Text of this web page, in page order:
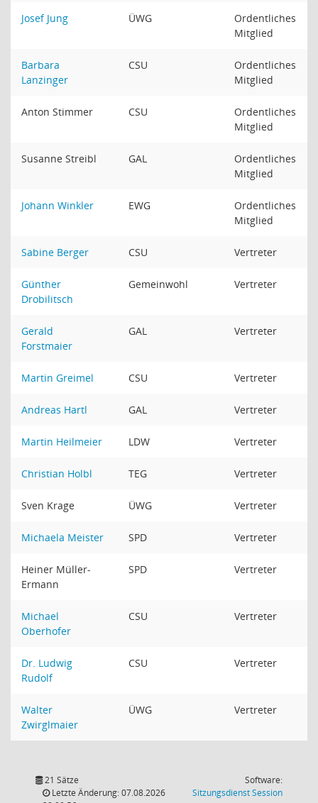
Josef Jung ÜWG
Ordentliches
Mitglied
Barbara
Lanzinger
CSU
Ordentliches
Mitglied
Anton Stimmer CSU
Ordentliches
Mitglied
Susanne Streibl GAL
Ordentliches
Mitglied
Johann Winkler EWG
Ordentliches
Mitglied
Sabine Berger CSU Vertreter
Günther
Drobilitsch
Gemeinwohl Vertreter
Gerald
Forstmaier
GAL Vertreter
Martin Greimel CSU Vertreter
Andreas Hartl GAL Vertreter
Martin Heilmeier LDW Vertreter
Christian Holbl TEG Vertreter
Sven Krage ÜWG Vertreter
Michaela Meister SPD Vertreter
Heiner Müller-
Ermann
SPD Vertreter
Michael
Oberhofer
CSU Vertreter
Dr. Ludwig
Rudolf
CSU Vertreter
Walter
Zwirglmaier
ÜWG Vertreter
21 Sätze
Letzte Änderung: 07.08.2026
Software:
SitzungsdienstSession(Wird in